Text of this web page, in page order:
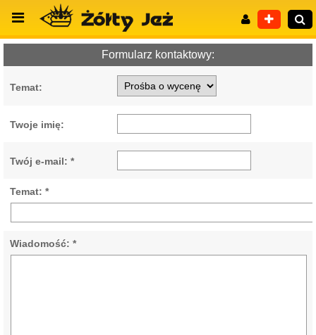
Formularz kontaktowy:
Temat:
Twoje imię:
Twój e-mail: *
Temat: *
Wiadomość: *